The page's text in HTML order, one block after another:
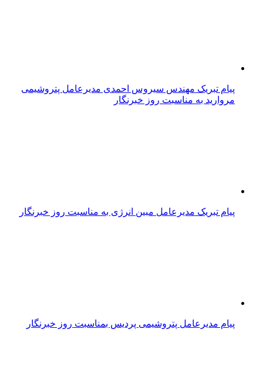
پیام تبریک مهندس سیروس احمدی مدیرعامل پتروشیمی
مروارید به مناسبت روز خبرنگار
پیام تبریک مدیرعامل مبین انرژی به مناسبت روز خبرنگار
پیام مدیرعامل پتروشیمی پردیس بمناسبت روز خبرنگار